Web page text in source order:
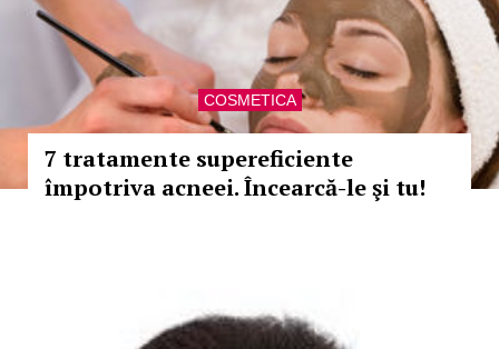
COSMETICA
7 tratamente supereficiente
împotriva acneei. Încearcă-le şi tu!